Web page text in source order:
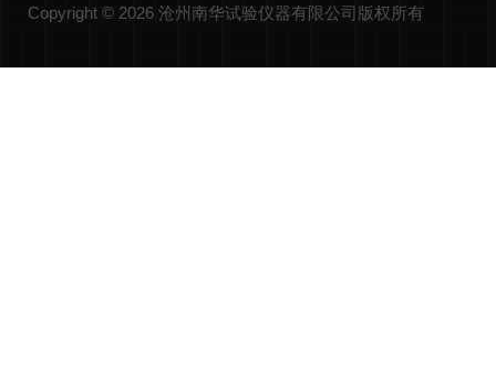
Copyright © 2026 沧州南华试验仪器有限公司版权所有